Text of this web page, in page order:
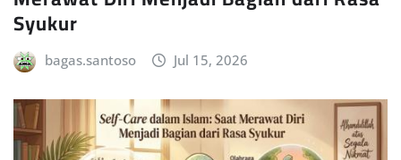
Syukur
bagas.santoso Jul 15, 2026